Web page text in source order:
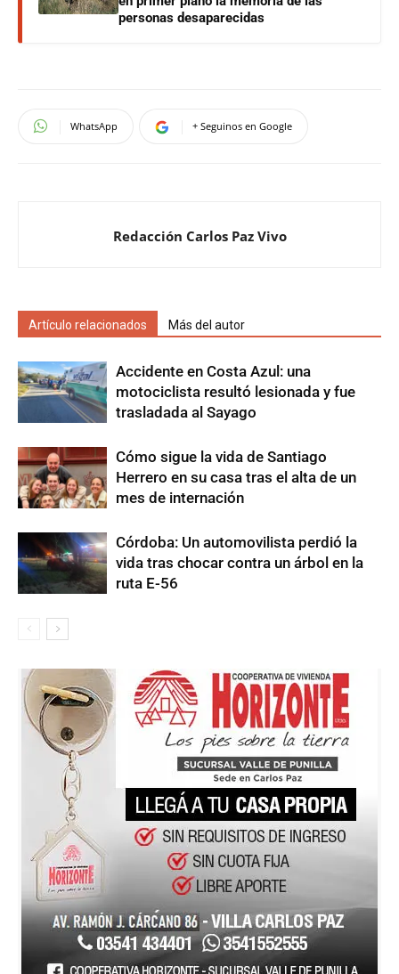
personas desaparecidas
WhatsApp + Seguinos en Google
Redacción Carlos Paz Vivo
Artículo relacionados Más del autor
Accidente en Costa Azul: una
motociclista resultó lesionada y fue
trasladada al Sayago
Cómo sigue la vida de Santiago
Herrero en su casa tras el alta de un
mes de internación
Córdoba: Un automovilista perdió la
vida tras chocar contra un árbol en la
ruta E-56